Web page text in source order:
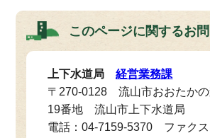
このページに関するお
上下水道局経営業務課
〒270-0128 流山市おおたかの
19番地 流山市上下水道局
電話：04-7159-5370 ファク